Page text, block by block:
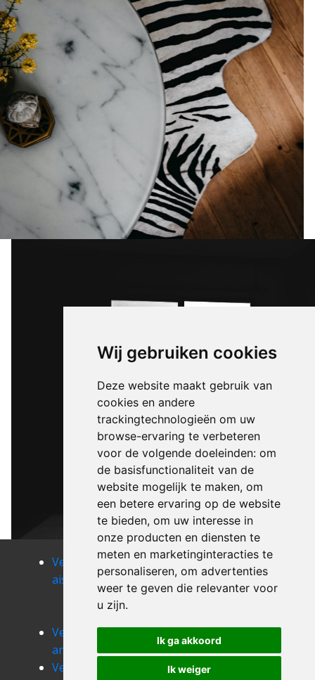
Wij gebruiken cookies
Deze website maakt gebruik van
cookies en andere
trackingtechnologieën om uw
browse-ervaring te verbeteren
voor de volgende doeleinden: om
de basisfunctionaliteit van de
website mogelijk te maken, om
een betere ervaring op de website
te bieden, om uw interesse in
onze producten en diensten te
meten en marketinginteracties te
personaliseren, om advertenties
weer te geven die relevanter voor
u zijn.
Ik ga akkoord
Ik weiger
Verhuizen
aiseau
Verhuizen
aiseau-
presles
Verhuizen
amougies
Verhuizen
Verhuizen
angre
Verhuizen
angreau
Verhuizen
anseroeul
Verhuizen
Verhuizen